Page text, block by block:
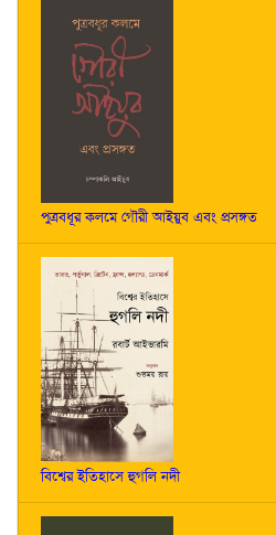
পুত্রবধূর কলমে গৌরী আইয়ুব এবং প্রসঙ্গত
বিশ্বের ইতিহাসে হুগলি নদী